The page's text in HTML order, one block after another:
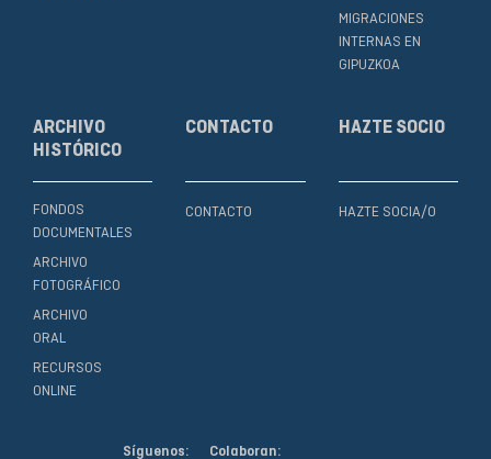
MIGRACIONES
INTERNAS EN
GIPUZKOA
ARCHIVO
HISTÓRICO
FONDOS
DOCUMENTALES
ARCHIVO
FOTOGRÁFICO
ARCHIVO
ORAL
RECURSOS
ONLINE
CONTACTO
CONTACTO
HAZTE SOCIO
HAZTE SOCIA/O
Síguenos: Colaboran: